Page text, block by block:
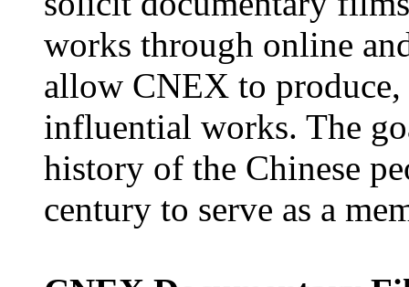
works through online
allow CNEX to produce,
influential works. The
history of the Chinese
century to serve as a